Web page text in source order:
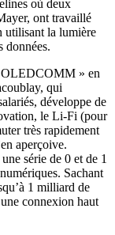
où deux
ont travaillé
utilisant la lumière
données.
OLEDCOMM » en
qui
développe de
le Li-Fi (pour
très rapidement
aperçoive.
série de 0 et de 1
Sachant
1 milliard de
connexion haut